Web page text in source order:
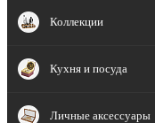
Коллекции
Кухня и посуда
Личные аксессуары